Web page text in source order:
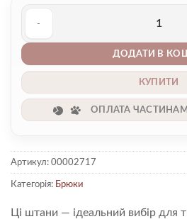
ДОДАТИ В
КУПИТИ
ОПЛАТА
Артикул: 00002717
Категорія: Брюки
Ці штани — ідеальний вибір для